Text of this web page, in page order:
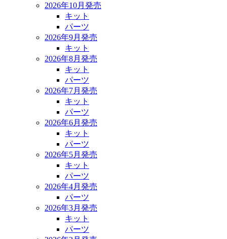
2026年10月発売
キット
パーツ
2026年9月発売
キット
2026年8月発売
キット
パーツ
2026年7月発売
キット
パーツ
2026年6月発売
キット
パーツ
2026年5月発売
キット
パーツ
2026年4月発売
パーツ
2026年3月発売
キット
パーツ